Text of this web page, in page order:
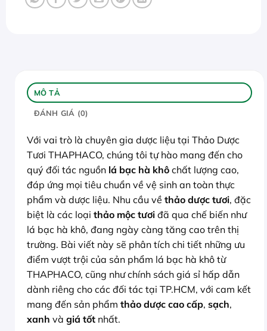
MÔ TẢ
ĐÁNH GIÁ (0)
Với vai trò là chuyên gia dược liệu tại Thảo Dược
Tươi THAPHACO, chúng tôi tự hào mang đến cho
quý đối tác nguồn lá bạc hà khô chất lượng cao,
đáp ứng mọi tiêu chuẩn về vệ sinh an toàn thực
phẩm và dược liệu. Nhu cầu về thảo dược tươi, đặc
biệt là các loại thảo mộc tươi đã qua chế biến như
lá bạc hà khô, đang ngày càng tăng cao trên thị
trường. Bài viết này sẽ phân tích chi tiết những ưu
điểm vượt trội của sản phẩm lá bạc hà khô từ
THAPHACO, cũng như chính sách giá sỉ hấp dẫn
dành riêng cho các đối tác tại TP.HCM, với cam kết
mang đến sản phẩm thảo dược cao cấp, sạch,
xanh và giá tốt nhất.